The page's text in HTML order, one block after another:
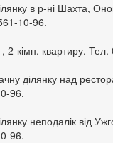
в р-ні Шахта,
10-96.
2-кімн. квартиру.
ділянку над
96.
неподалік від
96.